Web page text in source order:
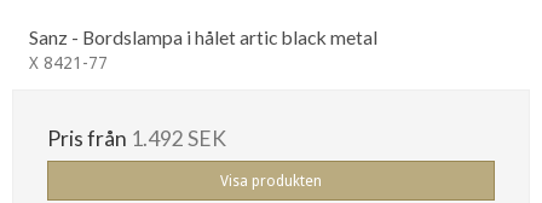
Sanz - Bordslampa i hålet artic black metal
X 8421-77
Pris från 1.492 SEK
Visa produkten